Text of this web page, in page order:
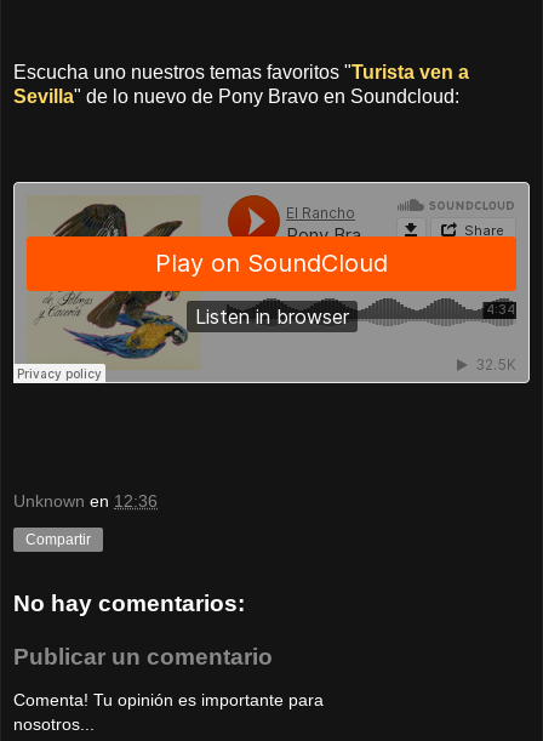
Escucha uno nuestros temas favoritos "Turista ven a
Sevilla" de lo nuevo de Pony Bravo en Soundcloud:
Unknown en 12:36
Compartir
No hay comentarios:
Publicar un comentario
Comenta! Tu opinión es importante para
nosotros...